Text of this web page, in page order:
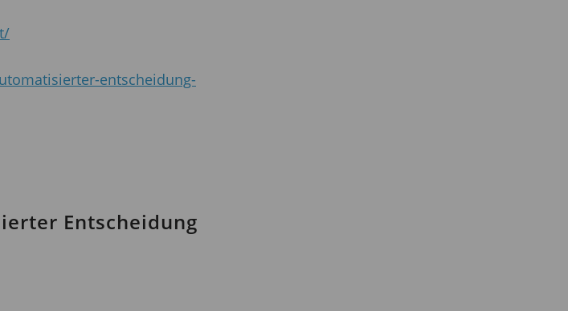
entscheidung-
Entscheidung